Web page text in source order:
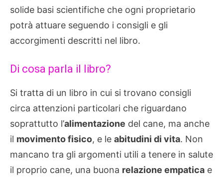
solide basi scientifiche che ogni proprietario
potrà attuare seguendo i consigli e gli
accorgimenti descritti nel libro.
Di cosa parla il libro?
Si tratta di un libro in cui si trovano consigli
circa attenzioni particolari che riguardano
soprattutto l’alimentazione del cane, ma anche
il movimento fisico, e le abitudini di vita. Non
mancano tra gli argomenti utili a tenere in salute
il proprio cane, una buona relazione empatica e